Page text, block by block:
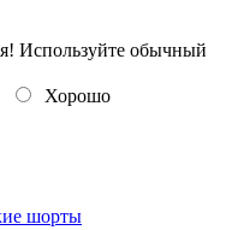
Используйте обычный
Хорошо